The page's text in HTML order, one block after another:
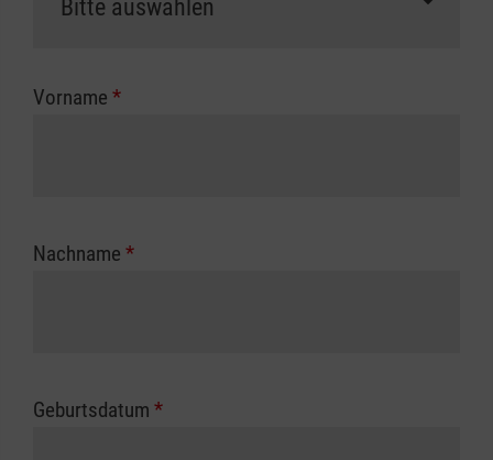
Die notwendigen Formulare für die
zuständigen Berufsgenossenschaft oder
Vorname *
Nachname *
Geburtsdatum *